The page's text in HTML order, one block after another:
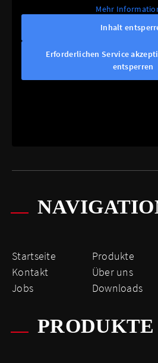
Mehr
Inhalt
Erforderlichen Service
entsperren
Startseite Produkte
Kontakt
Über uns
Jobs
Downloads
PRODUKTE